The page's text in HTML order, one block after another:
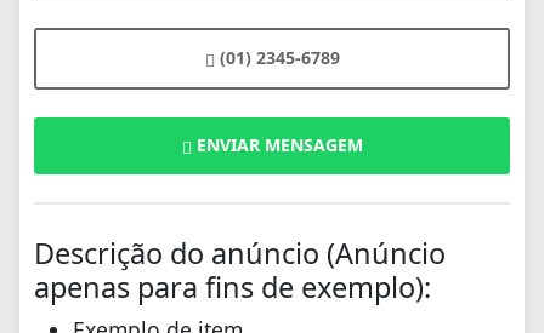
(01) 2345-6789
ENVIAR MENSAGEM
Descrição do anúncio (Anúncio
apenas para fins de exemplo):